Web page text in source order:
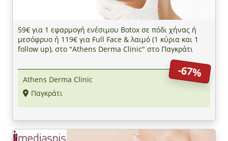
59€ για 1 εφαρμογή ενέσιμου Botox σε πόδι χήνας ή
μεσόφρυο ή 119€ για Full Face & λαιμό (1 κύρια και 1
follow up), στο "Athens Derma Clinic" στο Παγκράτι
-67%
Athens Derma Clinic
Παγκράτι